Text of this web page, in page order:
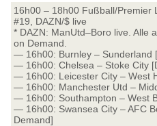
16h00 – 18h00 Fußball/Premier
#19, DAZN/$ live
* DAZN: ManUtd–Boro live. Alle
on Demand.
— 16h00: Burnley – Sunderland
— 16h00: Chelsea – Stoke City
— 16h00: Leicester City – West
— 16h00: Manchester Utd –
— 16h00: Southampton – West
— 16h00: Swansea City – AFC
Demand]